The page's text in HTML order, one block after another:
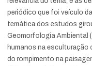
periódico que foi veículo
temática dos estudos
Geomorfologia Ambiental
humanos na esculturação
do rompimento na